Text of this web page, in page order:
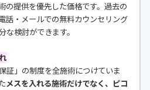
の提供を優先した価格です。過去の
話・メールでの無料カウンセリング
な検討ができます。
証」の制度を全施術につけていま
メスを入れる施術だけでなく、ピコ